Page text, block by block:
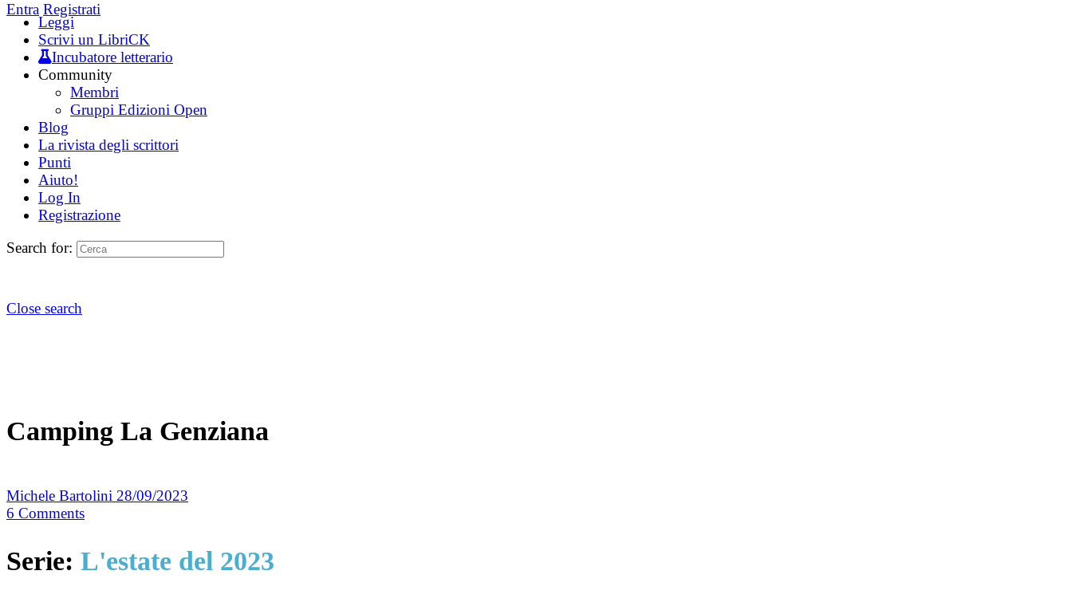
Entra Registrati
Leggi
Scrivi un LibriCK
Incubatore letterario
Community
Membri
Gruppi Edizioni Open
Blog
La rivista degli scrittori
Punti
Aiuto!
Log In
Registrazione
Search for:
Close search
Camping La Genziana
Michele Bartolini 28/09/2023
6 Comments
Serie: L'estate del 2023